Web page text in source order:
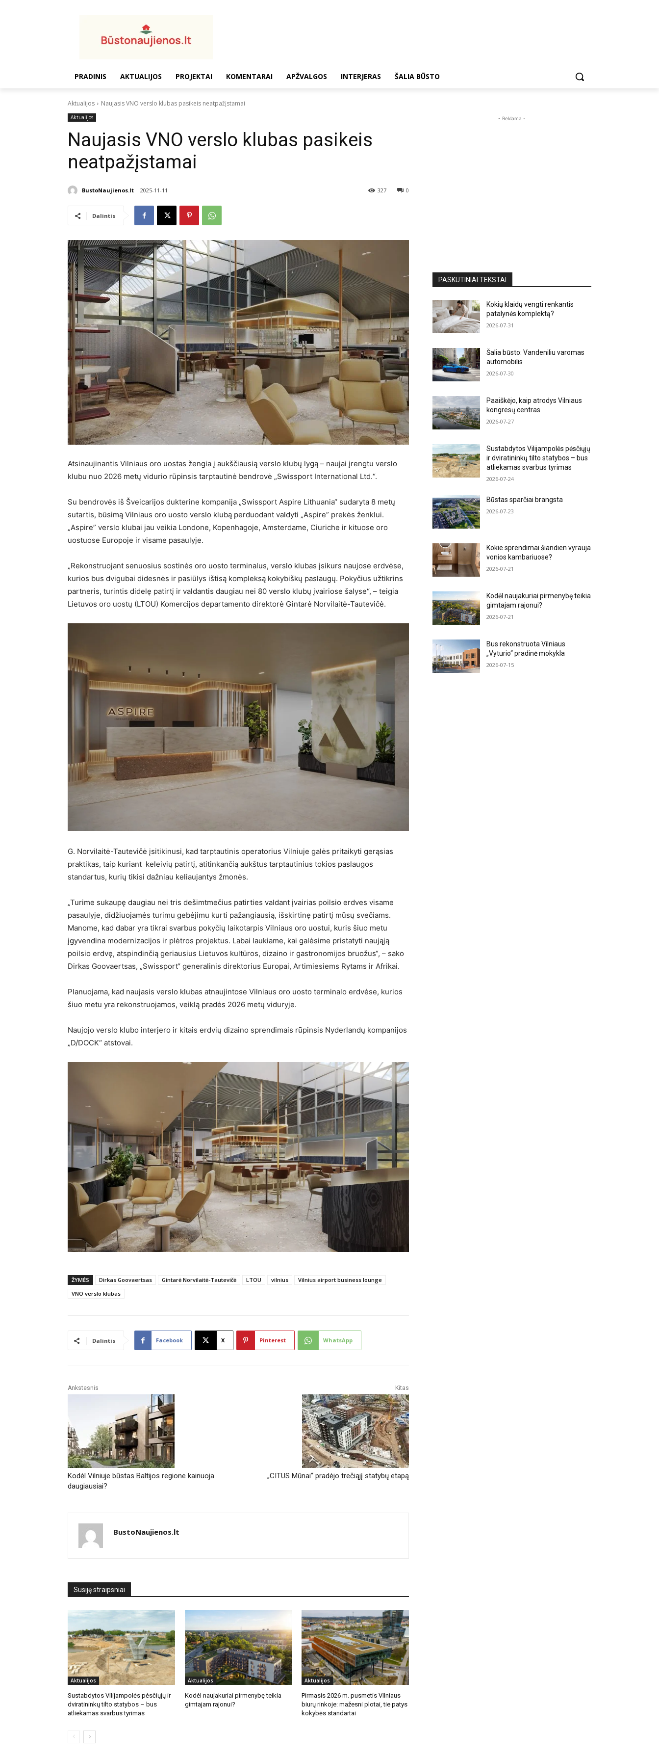
PRADINIS AKTUALIJOS PROJEKTAI KOMENTARAI APŽVALGOS INTERJERAS ŠALIA BŪSTO
Aktualijos Naujasis VNO verslo klubas pasikeis neatpažįstamai
Aktualijos
Naujasis VNO verslo klubas pasikeis
neatpažįstamai
BustoNaujienos.lt 2025-11-11 0
327
Dalintis
Atsinaujinantis Vilniaus oro uostas žengia į aukščiausią verslo klubų lygą – naujai įrengtu verslo
klubu nuo 2026 metų vidurio rūpinsis tarptautinė bendrovė „Swissport International Ltd.“.
Su bendrovės iš Šveicarijos dukterine kompanija „Swissport Aspire Lithuania“ sudaryta 8 metų
sutartis, būsimą Vilniaus oro uosto verslo klubą perduodant valdyti „Aspire” prekės ženklui.
„Aspire” verslo klubai jau veikia Londone, Kopenhagoje, Amsterdame, Ciuriche ir kituose oro
uostuose Europoje ir visame pasaulyje.
„Rekonstruojant senuosius sostinės oro uosto terminalus, verslo klubas įsikurs naujose erdvėse,
kurios bus dvigubai didesnės ir pasiūlys ištisą kompleksą kokybiškų paslaugų. Pokyčius užtikrins
partneris, turintis didelę patirtį ir valdantis daugiau nei 80 verslo klubų įvairiose šalyse“, – teigia
Lietuvos oro uostų (LTOU) Komercijos departamento direktorė Gintarė Norvilaitė-Tautevičė.
G. Norvilaitė-Tautevičė įsitikinusi, kad tarptautinis operatorius Vilniuje galės pritaikyti gerąsias
praktikas, taip kuriant keleivių patirtį, atitinkančią aukštus tarptautinius tokios paslaugos
standartus, kurių tikisi dažniau keliaujantys žmonės.
„Turime sukaupę daugiau nei tris dešimtmečius patirties valdant įvairias poilsio erdves visame
pasaulyje, didžiuojamės turimu gebėjimu kurti pažangiausią, išskirtinę patirtį mūsų svečiams.
Manome, kad dabar yra tikrai svarbus pokyčių laikotarpis Vilniaus oro uostui, kuris šiuo metu
įgyvendina modernizacijos ir plėtros projektus. Labai laukiame, kai galėsime pristatyti naująją
poilsio erdvę, atspindinčią geriausius Lietuvos kultūros, dizaino ir gastronomijos bruožus“, – sako
Dirkas Goovaertsas, „Swissport“ generalinis direktorius Europai, Artimiesiems Rytams ir Afrikai.
Planuojama, kad naujasis verslo klubas atnaujintose Vilniaus oro uosto terminalo erdvėse, kurios
šiuo metu yra rekonstruojamos, veiklą pradės 2026 metų viduryje.
Naujojo verslo klubo interjero ir kitais erdvių dizaino sprendimais rūpinsis Nyderlandų kompanijos
„D/DOCK“ atstovai.
ŽYMĖS Dirkas Goovaertsas Gintarė Norvilaitė-Tautevičė LTOU vilnius
Vilnius airport business lounge
VNO verslo klubas
Dalintis Facebook X Pinterest WhatsApp
Ankstesnis
Kodėl Vilniuje būstas Baltijos regione kainuoja
daugiausiai?
Kitas
„CITUS Mūnai“ pradėjo trečiąjį statybų etapą
BustoNaujienos.lt
Susiję straipsniai
Aktualijos
Sustabdytos Vilijampolės pėsčiųjų ir
dviratininkų tilto statybos – bus
atliekamas svarbus tyrimas
Aktualijos
Kodėl naujakuriai pirmenybę teikia
gimtajam rajonui?
Aktualijos
Pirmasis 2026 m. pusmetis Vilniaus
biurų rinkoje: mažesni plotai, tie patys
kokybės standartai
- Reklama -
PASKUTINIAI TEKSTAI
Kokių klaidų vengti renkantis
patalynės komplektą?
2026-07-31
Šalia būsto: Vandeniliu varomas
automobilis
2026-07-30
Paaiškėjo, kaip atrodys Vilniaus
kongresų centras
2026-07-27
Sustabdytos Vilijampolės pėsčiųjų
ir dviratininkų tilto statybos – bus
atliekamas svarbus tyrimas
2026-07-24
Būstas sparčiai brangsta
2026-07-23
Kokie sprendimai šiandien vyrauja
vonios kambariuose?
2026-07-21
Kodėl naujakuriai pirmenybę teikia
gimtajam rajonui?
2026-07-21
Bus rekonstruota Vilniaus
„Vyturio“ pradinė mokykla
2026-07-15